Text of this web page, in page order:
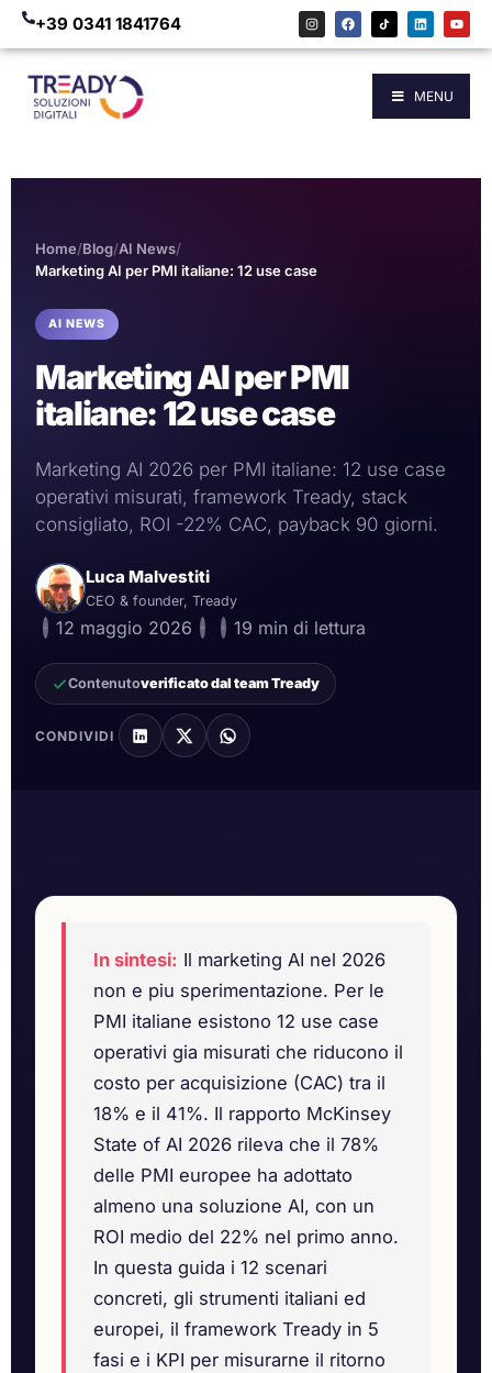
+39 0341 1841764
MENU
Home/Blog/AI News/
Marketing AI per PMI italiane: 12 use case
AI NEWS
Marketing AI per PMI
italiane: 12 use case
Marketing AI 2026 per PMI italiane: 12 use case
operativi misurati, framework Tready, stack
consigliato, ROI -22% CAC, payback 90 giorni.
Luca Malvestiti
CEO & founder, Tready
· 12 maggio 2026 · · 19 min di lettura
Contenutoverificato dal team Tready
CONDIVIDI
Infrastruttura computing AI — Fonte: Wikimedia
In sintesi: Il marketing AI nel 2026
non e piu sperimentazione. Per le
PMI italiane esistono 12 use case
operativi gia misurati che riducono il
costo per acquisizione (CAC) tra il
18% e il 41%. Il rapporto McKinsey
State of AI 2026 rileva che il 78%
delle PMI europee ha adottato
almeno una soluzione AI, con un
ROI medio del 22% nel primo anno.
In questa guida i 12 scenari
concreti, gli strumenti italiani ed
europei, il framework Tready in 5
fasi e i KPI per misurarne il ritorno